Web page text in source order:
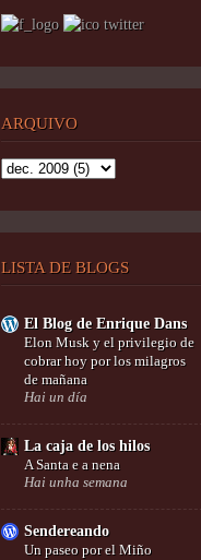
ARQUIVO
LISTA DE BLOGS
El Blog de Enrique Dans
Elon Musk y el privilegio de
cobrar hoy por los milagros
de mañana
Hai un día
La caja de los hilos
A Santa e a nena
Hai unha semana
Sendereando
Un paseo por el Miño